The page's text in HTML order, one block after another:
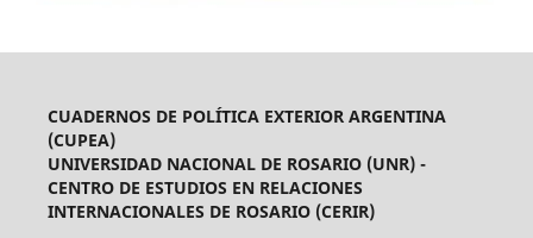
CUADERNOS DE POLÍTICA EXTERIOR ARGENTINA
(CUPEA)
UNIVERSIDAD NACIONAL DE ROSARIO (UNR) -
CENTRO DE ESTUDIOS EN RELACIONES
INTERNACIONALES DE ROSARIO (CERIR)